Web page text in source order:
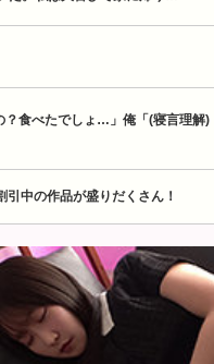
？食べたでしょ…」俺「(寝言理解)
中の作品が盛りだくさん！